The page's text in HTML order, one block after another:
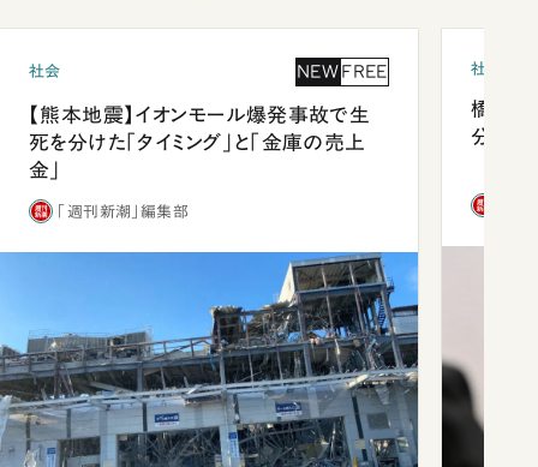
社会 NEW FREE
【熊本地震】イオンモール爆発事故で生
死を分けた「タイミング」と「金庫の売上
金」
「週刊新潮」編集部
社会
橋本愛
分 佐